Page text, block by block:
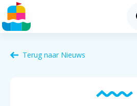
Terug naar Nieuws